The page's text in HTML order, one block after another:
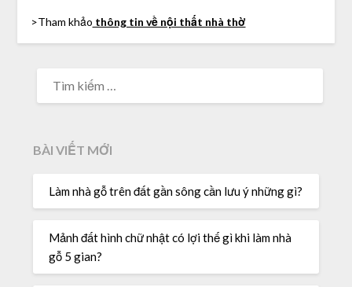
>Tham khảo thông tin về nội thất nhà thờ
KIẾM
BÀI VIẾT MỚI
Làm nhà gỗ trên đất gần sông cần lưu ý những gì?
Mảnh đất hình chữ nhật có lợi thế gì khi làm nhà
gỗ 5 gian?